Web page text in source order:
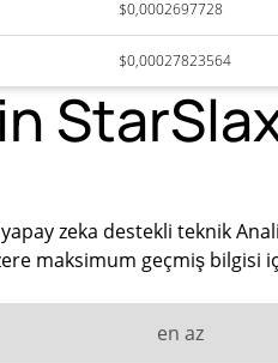
$0,0002697728
$0,00027823564
zeka destekli teknik
maksimum geçmiş bilgisi
en az